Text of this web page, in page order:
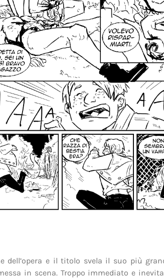
dell’opera e il titolo svela il suo più
in scena. Troppo immediato e